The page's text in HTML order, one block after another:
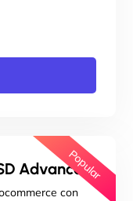
Popular
Advanced
con